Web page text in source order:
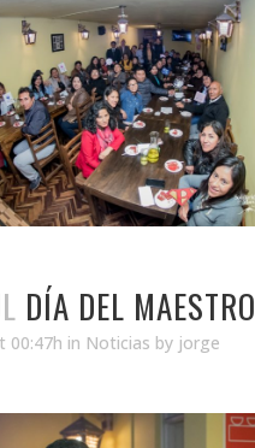
DÍA DEL MAESTRO
00:47h in Noticias by jorge